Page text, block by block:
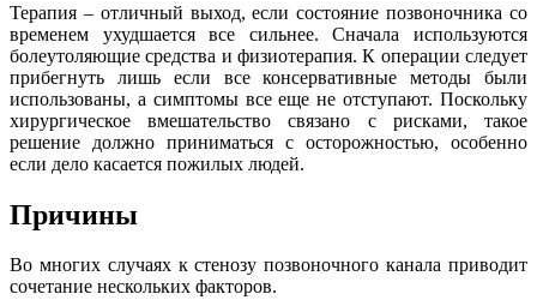
Терапия – отличный выход, если состояние позвоночника со
временем ухудшается все сильнее. Сначала используются
болеутоляющие средства и физиотерапия. К операции следует
прибегнуть лишь если все консервативные методы были
использованы, а симптомы все еще не отступают. Поскольку
хирургическое вмешательство связано с рисками, такое
решение должно приниматься с осторожностью, особенно
если дело касается пожилых людей.
Причины
Во многих случаях к стенозу позвоночного канала приводит
сочетание нескольких факторов.